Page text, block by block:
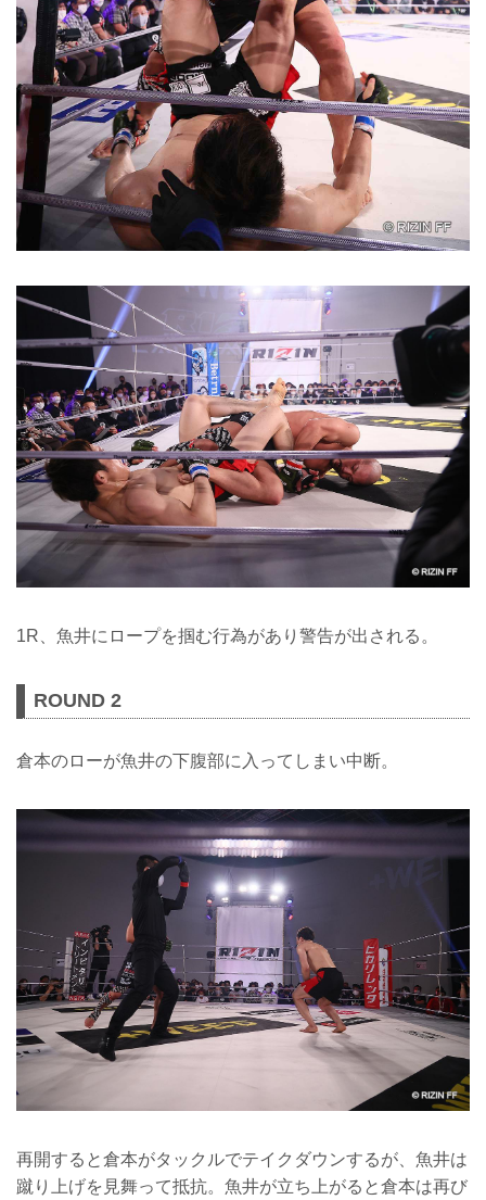
1R、魚井にロープを掴む行為があり警告が出される。
ROUND 2
倉本のローが魚井の下腹部に入ってしまい中断。
再開すると倉本がタックルでテイクダウンするが、魚井は
蹴り上げを見舞って抵抗。魚井が立ち上がると倉本は再び